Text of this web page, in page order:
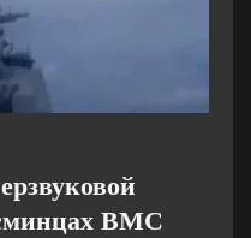
ВМС